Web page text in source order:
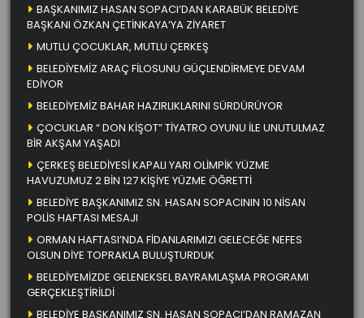
BAŞKANIMIZ HASAN SOPACI’DAN KARABÜK BELEDİYE
BAŞKANI ÖZKAN ÇETİNKAYA’YA ZİYARET
MUTLU ÇOCUKLAR, MUTLU ÇERKEŞ
BELEDİYEMİZ ARAÇ FİLOSUNU GÜÇLENDİRMEYE DEVAM
EDİYOR
BELEDİYEMİZ BAHAR HAZIRLIKLARINI SÜRDÜRÜYOR
ÇOCUKLAR “ DON KİŞOT” TİYATRO OYUNU İLE UNUTULMAZ
BİR AKŞAM YAŞADI
ÇERKEŞ BELEDİYESİ KAPALI YARI OLİMPİK YÜZME
HAVUZUMUZ 2 BİN 127 KİŞİYE YÜZME ÖĞRETTİ
BELEDİYE BAŞKANIMIZ SN. HASAN SOPACININ 10 NİSAN
POLİS HAFTASI MESAJI
ORMAN HAFTASI’NDA FİDANLARIMIZI GELECEĞE NEFES
OLSUN DİYE TOPRAKLA BULUŞTURDUK
BELEDİYEMİZDE GELENEKSEL BAYRAMLAŞMA PROGRAMI
GERÇEKLEŞTİRİLDİ
BELEDİYE BAŞKANIMIZ SN. HASAN SOPACI’DAN RAMAZAN